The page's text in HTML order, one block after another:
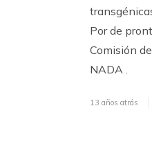
Por de
Comisión
NADA .
13 años atrás